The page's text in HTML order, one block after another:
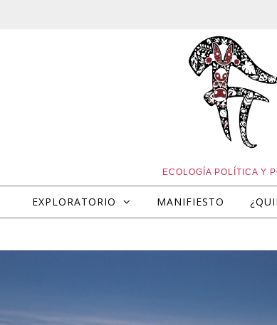
ECOLOGÍA POLÍTICA Y
EXPLORATORIO MANIFIESTO